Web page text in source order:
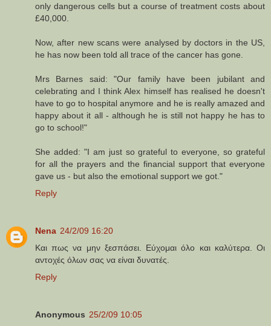
only dangerous cells but a course of treatment costs about
£40,000.
Now, after new scans were analysed by doctors in the US,
he has now been told all trace of the cancer has gone.
Mrs Barnes said: "Our family have been jubilant and
celebrating and I think Alex himself has realised he doesn't
have to go to hospital anymore and he is really amazed and
happy about it all - although he is still not happy he has to
go to school!"
She added: "I am just so grateful to everyone, so grateful
for all the prayers and the financial support that everyone
gave us - but also the emotional support we got."
Reply
Nena 24/2/09 16:20
Και πως να μην ξεσπάσει. Εύχομαι όλο και καλύτερα. Οι
αντοχές όλων σας να είναι δυνατές.
Reply
Anonymous 25/2/09 10:05